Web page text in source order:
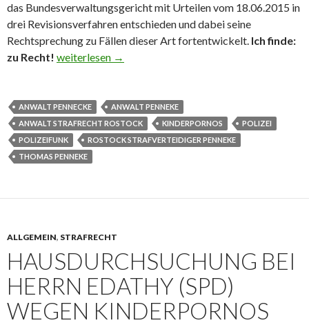
das Bundesverwaltungsgericht mit Urteilen vom 18.06.2015 in
drei Revisionsverfahren entschieden und dabei seine
Rechtsprechung zu Fällen dieser Art fortentwickelt. Ich finde:
zu Recht! Polizisten besaßen Kinderpornos und riefen Daten ab
weiterlesen →
ANWALT PENNECKE
ANWALT PENNEKE
ANWALT STRAFRECHT ROSTOCK
KINDERPORNOS
POLIZEI
POLIZEIFUNK
ROSTOCK STRAFVERTEIDIGER PENNEKE
THOMAS PENNEKE
ALLGEMEIN, STRAFRECHT
HAUSDURCHSUCHUNG BEI
HERRN EDATHY (SPD)
WEGEN KINDERPORNOS